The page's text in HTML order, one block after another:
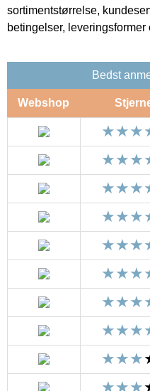
sortimentstørrelse,
betingelser,
Bedst
Webshop